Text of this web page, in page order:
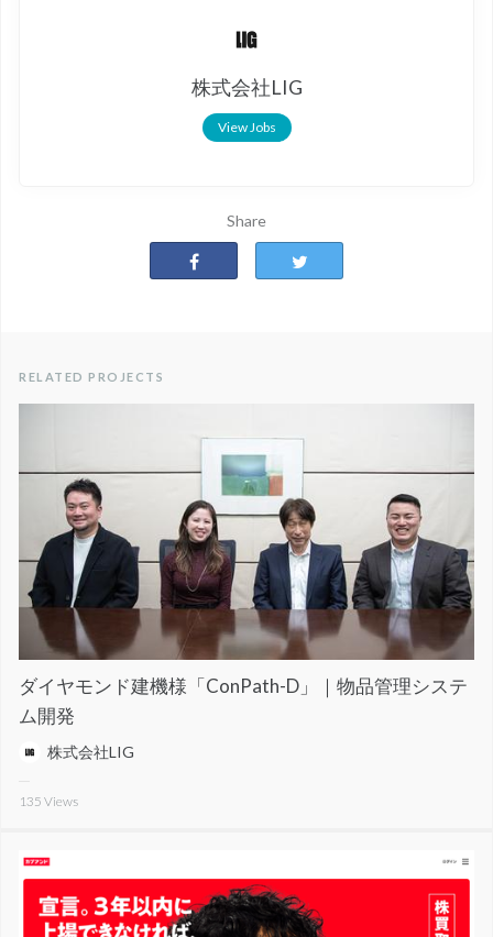
株式会社LIG
View Jobs
Share
RELATED PROJECTS
ダイヤモンド建機様「ConPath-D」｜物品管理システ
ム開発
株式会社LIG
135 Views